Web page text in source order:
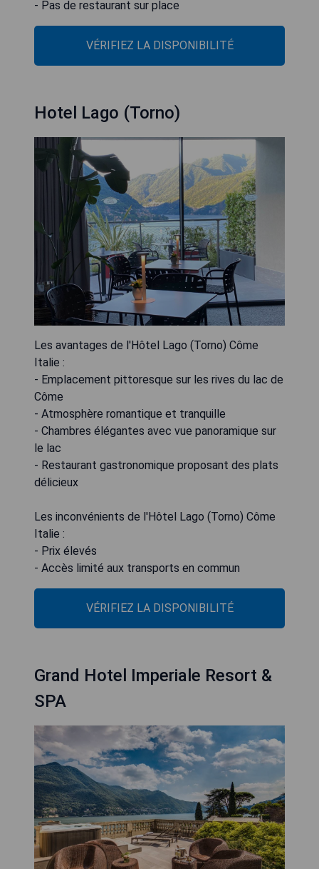
- Pas de restaurant sur place
VÉRIFIEZ LA DISPONIBILITÉ
Hotel Lago (Torno)
Les avantages de l'Hôtel Lago (Torno) Côme
Italie :
- Emplacement pittoresque sur les rives du lac de
Côme
- Atmosphère romantique et tranquille
- Chambres élégantes avec vue panoramique sur
le lac
- Restaurant gastronomique proposant des plats
délicieux
Les inconvénients de l'Hôtel Lago (Torno) Côme
Italie :
- Prix élevés
- Accès limité aux transports en commun
VÉRIFIEZ LA DISPONIBILITÉ
Grand Hotel Imperiale Resort &
SPA